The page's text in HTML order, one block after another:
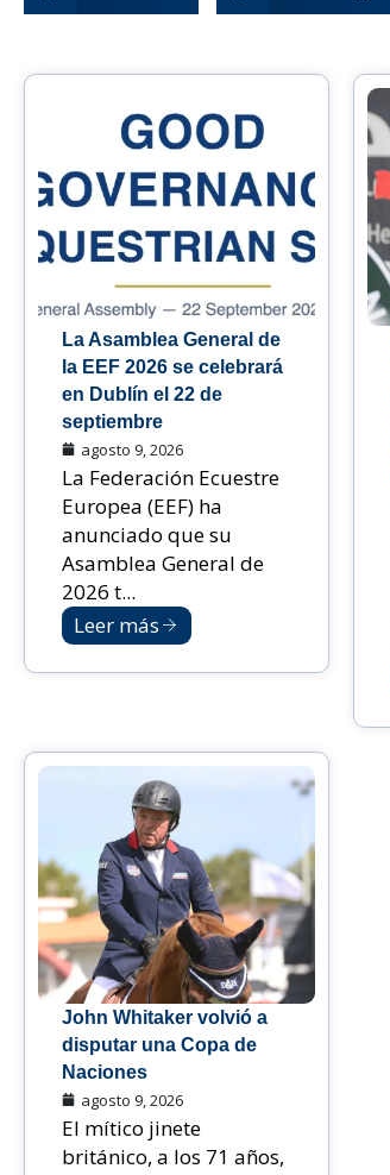
La Asamblea General de
la EEF 2026 se celebrará
en Dublín el 22 de
septiembre
agosto 9, 2026
La Federación Ecuestre
Europea (EEF) ha
anunciado que su
Asamblea General de
2026 t...
Leer más
John Whitaker volvió a
disputar una Copa de
Naciones
agosto 9, 2026
El mítico jinete
británico, a los 71 años,